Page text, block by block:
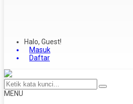
Halo, Guest!
Masuk
Daftar
MENU